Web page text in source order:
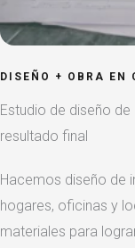
DISEÑO + OBRA EN
Estudio de diseño de
resultado final
Hacemos diseño de
hogares, oficinas y
materiales para